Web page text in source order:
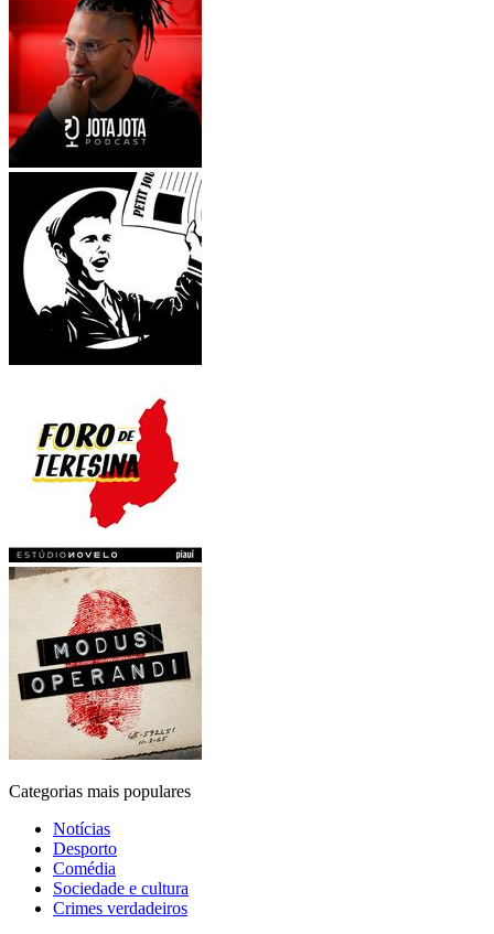
Categorias mais populares
Notícias
Desporto
Comédia
Sociedade e cultura
Crimes verdadeiros